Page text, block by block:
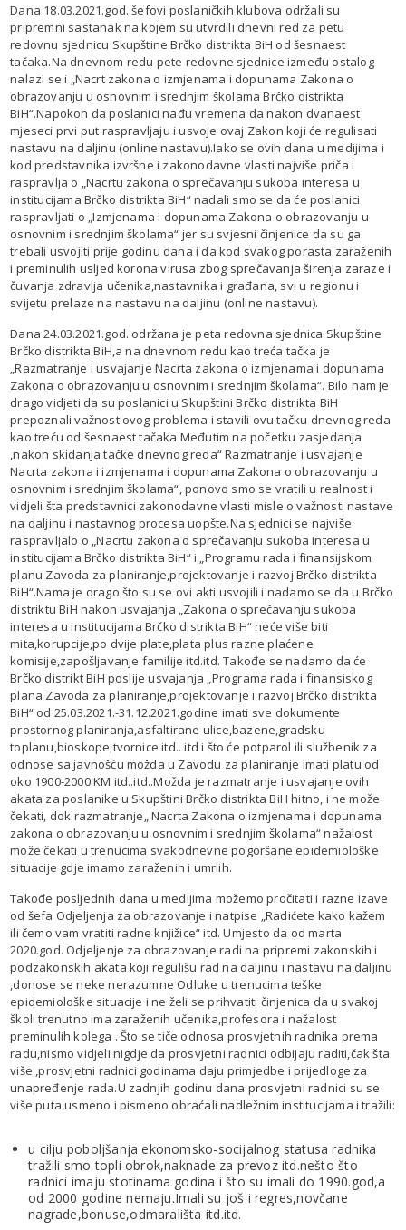
Dana 18.03.2021.god. šefovi poslaničkih klubova održali su
pripremni sastanak na kojem su utvrdili dnevni red za petu
redovnu sjednicu Skupštine Brčko distrikta BiH od šesnaest
tačaka.Na dnevnom redu pete redovne sjednice između ostalog
nalazi se i „Nacrt zakona o izmjenama i dopunama Zakona o
obrazovanju u osnovnim i srednjim školama Brčko distrikta
BiH“.Napokon da poslanici nađu vremena da nakon dvanaest
mjeseci prvi put raspravljaju i usvoje ovaj Zakon koji će regulisati
nastavu na daljinu (online nastavu).Iako se ovih dana u medijima i
kod predstavnika izvršne i zakonodavne vlasti najviše priča i
raspravlja o „Nacrtu zakona o sprečavanju sukoba interesa u
institucijama Brčko distrikta BiH“ nadali smo se da će poslanici
raspravljati o „Izmjenama i dopunama Zakona o obrazovanju u
osnovnim i srednjim školama“ jer su svjesni činjenice da su ga
trebali usvojiti prije godinu dana i da kod svakog porasta zaraženih
i preminulih usljed korona virusa zbog sprečavanja širenja zaraze i
čuvanja zdravlja učenika,nastavnika i građana, svi u regionu i
svijetu prelaze na nastavu na daljinu (online nastavu).
Dana 24.03.2021.god. održana je peta redovna sjednica Skupštine
Brčko distrikta BiH,a na dnevnom redu kao treća tačka je
„Razmatranje i usvajanje Nacrta zakona o izmjenama i dopunama
Zakona o obrazovanju u osnovnim i srednjim školama“. Bilo nam je
drago vidjeti da su poslanici u Skupštini Brčko distrikta BiH
prepoznali važnost ovog problema i stavili ovu tačku dnevnog reda
kao treću od šesnaest tačaka.Međutim na početku zasjedanja
,nakon skidanja tačke dnevnog reda“ Razmatranje i usvajanje
Nacrta zakona i izmjenama i dopunama Zakona o obrazovanju u
osnovnim i srednjim školama“, ponovo smo se vratili u realnost i
vidjeli šta predstavnici zakonodavne vlasti misle o važnosti nastave
na daljinu i nastavnog procesa uopšte.Na sjednici se najviše
raspravljalo o „Nacrtu zakona o sprečavanju sukoba interesa u
institucijama Brčko distrikta BiH“ i „Programu rada i finansijskom
planu Zavoda za planiranje,projektovanje i razvoj Brčko distrikta
BiH“.Nama je drago što su se ovi akti usvojili i nadamo se da u Brčko
distriktu BiH nakon usvajanja „Zakona o sprečavanju sukoba
interesa u institucijama Brčko distrikta BiH“ neće više biti
mita,korupcije,po dvije plate,plata plus razne plaćene
komisije,zapošljavanje familije itd.itd. Takođe se nadamo da će
Brčko distrikt BiH poslije usvajanja „Programa rada i finansiskog
plana Zavoda za planiranje,projektovanje i razvoj Brčko distrikta
BiH“ od 25.03.2021.-31.12.2021.godine imati sve dokumente
prostornog planiranja,asfaltirane ulice,bazene,gradsku
toplanu,bioskope,tvornice itd.. itd i što će potparol ili službenik za
odnose sa javnošću možda u Zavodu za planiranje imati platu od
oko 1900-2000 KM itd..itd..Možda je razmatranje i usvajanje ovih
akata za poslanike u Skupštini Brčko distrikta BiH hitno, i ne može
čekati, dok razmatranje„ Nacrta Zakona o izmjenama i dopunama
zakona o obrazovanju u osnovnim i srednjim školama“ nažalost
može čekati u trenucima svakodnevne pogoršane epidemiološke
situacije gdje imamo zaraženih i umrlih.
Takođe posljednih dana u medijima možemo pročitati i razne izave
od šefa Odjeljenja za obrazovanje i natpise „Radićete kako kažem
ili čemo vam vratiti radne knjižice“ itd. Umjesto da od marta
2020.god. Odjeljenje za obrazovanje radi na pripremi zakonskih i
podzakonskih akata koji regulišu rad na daljinu i nastavu na daljinu
,donose se neke nerazumne Odluke u trenucima teške
epidemiološke situacije i ne želi se prihvatiti činjenica da u svakoj
školi trenutno ima zaraženih učenika,profesora i nažalost
preminulih kolega . Što se tiče odnosa prosvjetnih radnika prema
radu,nismo vidjeli nigdje da prosvjetni radnici odbijaju raditi,čak šta
više ,prosvjetni radnici godinama daju primjedbe i prijedloge za
unapređenje rada.U zadnjih godinu dana prosvjetni radnici su se
više puta usmeno i pismeno obraćali nadležnim institucijama i tražili:
u cilju poboljšanja ekonomsko-socijalnog statusa radnika
tražili smo topli obrok,naknade za prevoz itd.nešto što
radnici imaju stotinama godina i što su imali do 1990.god,a
od 2000 godine nemaju.Imali su još i regres,novčane
nagrade,bonuse,odmarališta itd.itd.